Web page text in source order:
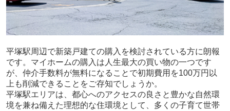
平塚駅周辺で新築戸建ての購入を検討されている方に朗報
です。マイホームの購入は人生最大の買い物の一つです
が、仲介手数料が無料になることで初期費用を100万円以
上も削減できることをご存知でしょうか。
平塚駅エリアは、都心へのアクセスの良さと豊かな自然環
境を兼ね備えた理想的な住環境として、多くの子育て世帯